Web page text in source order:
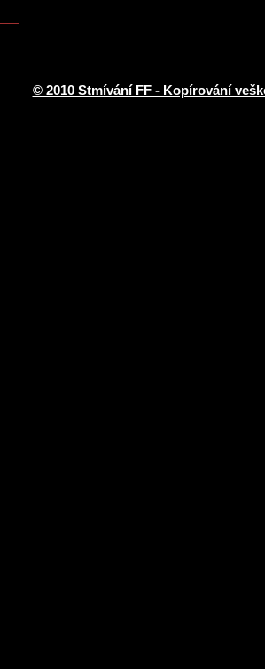
© 2010 Stmívání FF - Kopírování